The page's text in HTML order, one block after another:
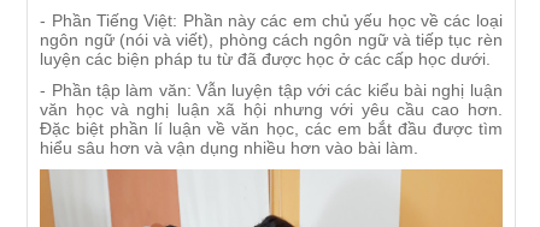
- Phần Tiếng Việt: Phần này các em chủ yếu học về các loại
ngôn ngữ (nói và viết), phòng cách ngôn ngữ và tiếp tục rèn
luyện các biện pháp tu từ đã được học ở các cấp học dưới.
- Phần tập làm văn: Vẫn luyện tập với các kiểu bài nghị luận
văn học và nghị luận xã hội nhưng với yêu cầu cao hơn.
Đặc biệt phần lí luận về văn học, các em bắt đầu được tìm
hiểu sâu hơn và vận dụng nhiều hơn vào bài làm.